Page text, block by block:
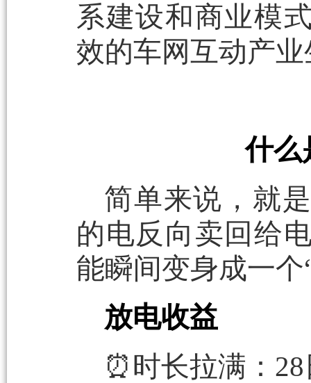
系建设和商业模
效的车网互动产
什么
简单来说，就
的电反向卖回给
能瞬间变身成一
放电收益
⏰时长拉满：